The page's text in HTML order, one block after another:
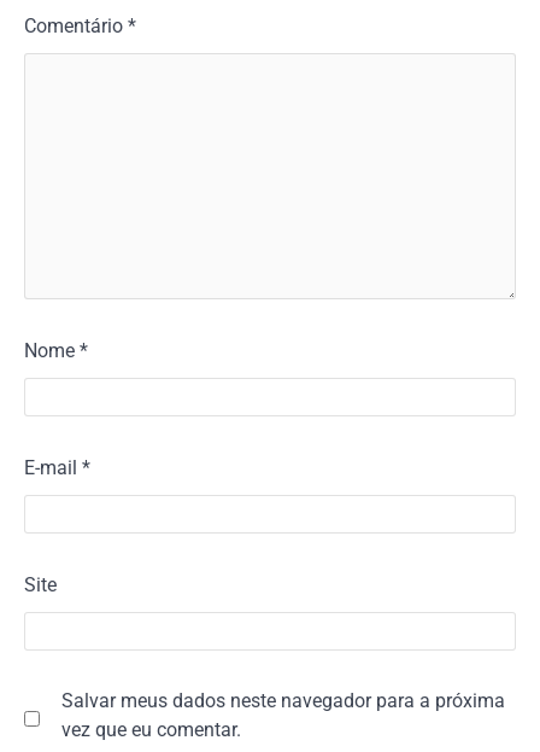
Comentário *
Nome *
E-mail *
Site
Salvar meus dados neste navegador para a próxima
vez que eu comentar.